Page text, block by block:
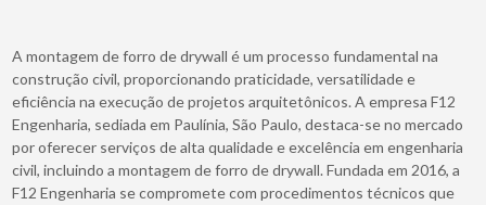
A montagem de forro de drywall é um processo fundamental na
construção civil, proporcionando praticidade, versatilidade e
eficiência na execução de projetos arquitetônicos. A empresa F12
Engenharia, sediada em Paulínia, São Paulo, destaca-se no mercado
por oferecer serviços de alta qualidade e excelência em engenharia
civil, incluindo a montagem de forro de drywall. Fundada em 2016, a
F12 Engenharia se compromete com procedimentos técnicos que